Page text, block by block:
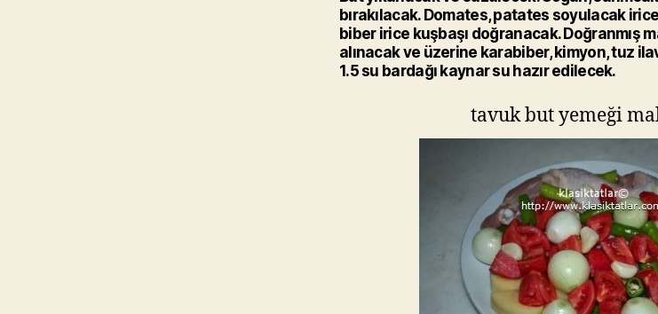
bırakılacak. Domates, patates soyulacak
biber irice kuşbaşı doğranacak. Doğranmış
alınacak ve üzerine karabiber, kimyon, tuz
1.5 su bardağı kaynar su hazır edilecek.
tavuk but yemeği